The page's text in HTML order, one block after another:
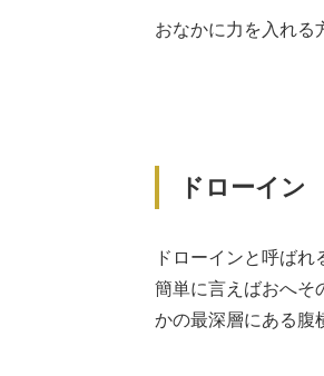
おなかに力を入れる
ドローイン
ドローインと呼ばれ
簡単に言えばおへそ
かの最深層にある腹